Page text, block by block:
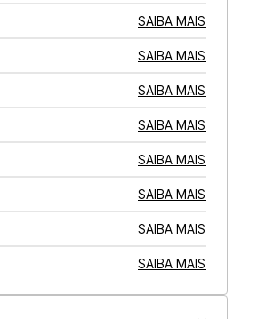
SAIBA MAIS
SAIBA MAIS
SAIBA MAIS
SAIBA MAIS
SAIBA MAIS
SAIBA MAIS
SAIBA MAIS
SAIBA MAIS